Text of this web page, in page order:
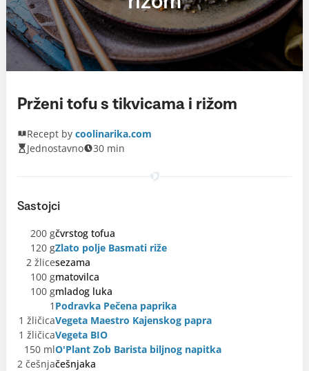
Prženi tofu s tikvicama i rižom
Recept by coolinarika.com
Jednostavno
30 min
Sastojci
200 gčvrstog tofua
120 gZlato polje Basmati riže
2 žlicesezama
100 gmatovilca
100 gmladog luka
1 Podravka Pečena paprika
1 žličicaVegeta Maestro Kajenskog papra
1 žličicaVegeta BIO
150 mlO'Plant Zob Barista biljnog napitka
2 češnjačešnjaka